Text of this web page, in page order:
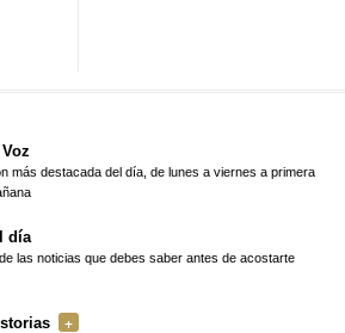
más destacada del día, de lunes a viernes a primera
día
las noticias que debes saber antes de acostarte